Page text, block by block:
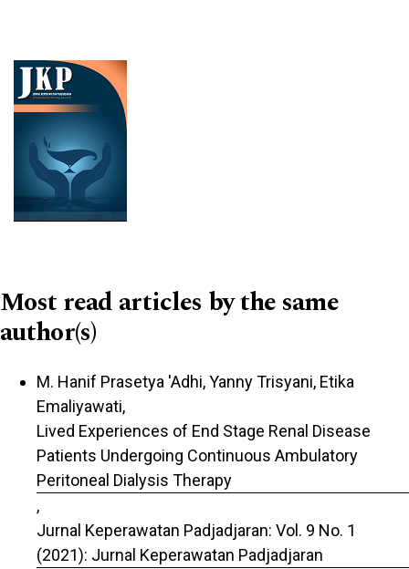
Cover image
Most read articles by the same
author(s)
M. Hanif Prasetya 'Adhi, Yanny Trisyani, Etika
Emaliyawati,
Lived Experiences of End Stage Renal Disease
Patients Undergoing Continuous Ambulatory
Peritoneal Dialysis Therapy
,
Jurnal Keperawatan Padjadjaran: Vol. 9 No. 1
(2021): Jurnal Keperawatan Padjadjaran